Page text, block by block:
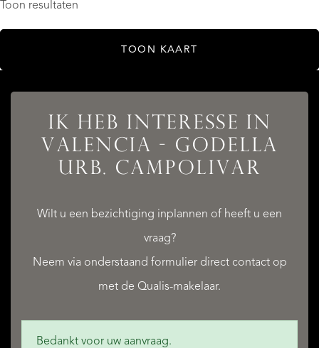
Toon resultaten
TOON KAART
IK HEB INTERESSE IN
VALENCIA - GODELLA
URB. CAMPOLIVAR
Wilt u een bezichtiging inplannen of heeft u een
vraag?
Neem via onderstaand formulier direct contact op
met de Qualis-makelaar.
Bedankt voor uw aanvraag.